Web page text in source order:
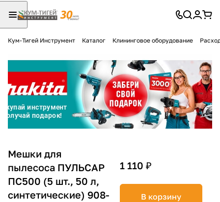
Кум-Тигей Инструмент Каталог Клининговое оборудование
Мешки для
пылесоса ПУЛЬСАР
ПС500 (5 шт., 50 л,
синтетические) 908-
1 110 ₽
В корзину
Разбейте
оплатуна части
без переплат
График платежей
Сегодня